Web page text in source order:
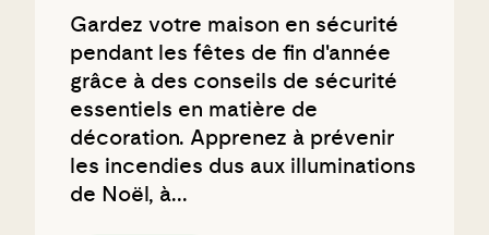
Gardez votre maison en sécurité
pendant les fêtes de fin d'année
grâce à des conseils de sécurité
essentiels en matière de
décoration. Apprenez à prévenir
les incendies dus aux illuminations
de Noël, à...